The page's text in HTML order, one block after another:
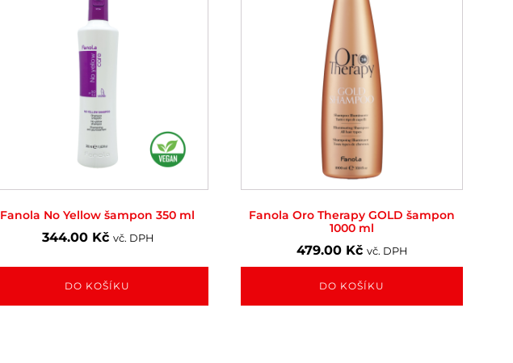
Fanola No Yellow šampon 350 ml
344.00 Kč vč. DPH
DO KOŠÍKU
Fanola Oro Therapy GOLD šampon
1000 ml
479.00 Kč vč. DPH
DO KOŠÍKU